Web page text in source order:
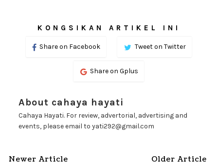
KONGSIKAN ARTIKEL INI
Share on Facebook Tweet on Twitter
Share on Gplus
About cahaya hayati
Cahaya Hayati. For review, advertorial, advertising and
events, please email to yati292@gmail.com
Newer Article Older Article